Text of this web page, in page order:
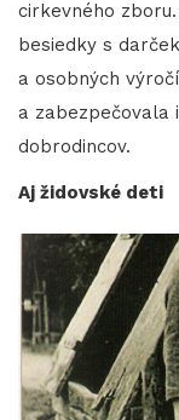
cirkevného
besiedky s
a osobných
a zabezpečovala
dobrodincov.
Aj židovské deti